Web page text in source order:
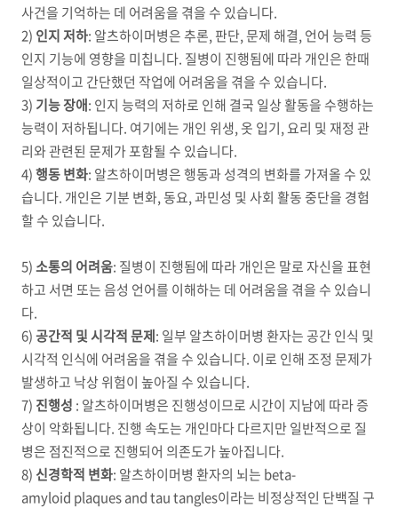
사건을 기억하는 데 어려움을 겪을 수 있습니다.
2) 인지 저하: 알츠하이머병은 추론, 판단,문제 해결, 언어 능력 등
인지 기능에 영향을 미칩니다. 질병이 진행됨에 따라 개인은 한때
일상적이고 간단했던 작업에 어려움을 겪을 수 있습니다.
3) 기능 장애: 인지 능력의 저하로 인해 결국 일상 활동을 수행하는
능력이 저하됩니다. 여기에는 개인 위생, 옷 입기,요리 및 재정 관
리와 관련된 문제가 포함될 수 있습니다.
4)행동 변화: 알츠하이머병은 행동과 성격의 변화를 가져올 수 있
습니다. 개인은 기분 변화, 동요,과민성 및 사회 활동 중단을 경험
할 수 있습니다.
5)소통의 어려움: 질병이 진행됨에 따라 개인은 말로 자신을 표현
하고 서면 또는 음성 언어를 이해하는 데 어려움을 겪을 수 있습니
다.
6)공간적 및 시각적 문제: 일부 알츠하이머병 환자는 공간 인식 및
시각적 인식에 어려움을 겪을 수 있습니다. 이로 인해 조정 문제가
발생하고 낙상 위험이 높아질 수 있습니다.
7) 진행성 : 알츠하이머병은 진행성이므로 시간이 지남에 따라 증
상이 악화됩니다. 진행 속도는 개인마다 다르지만 일반적으로 질
병은 점진적으로 진행되어 의존도가 높아집니다.
8) 신경학적 변화: 알츠하이머병 환자의 뇌는 beta-
amyloid plaques and tau tangles이라는 비정상적인 단백질 구